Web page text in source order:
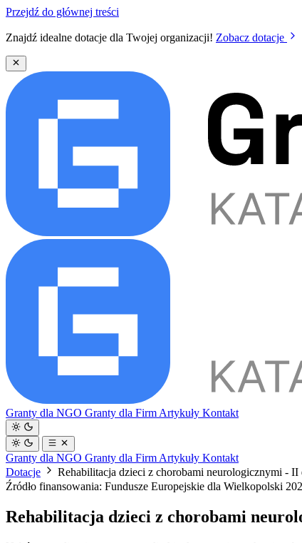
Przejdź do głównej treści
Znajdź idealne dotacje dla Twojej organizacji! Zobacz dotacje
Granty dla NGO Granty dla Firm Artykuły Kontakt
Granty dla NGO Granty dla Firm Artykuły Kontakt
Dotacje
Rehabilitacja dzieci z chorobami neurologicznymi -
Źródło finansowania: Fundusze Europejskie dla Wielkopolski
Rehabilitacja dzieci z chorobami